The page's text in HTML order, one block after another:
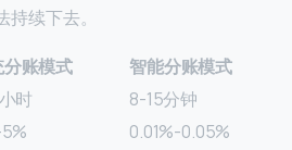
续下去。
账模式
智能分账模式
时
8-15分钟
0.01%-0.05%